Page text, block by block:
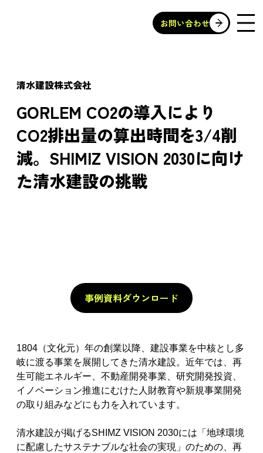
お問い合わせ
事例資料ダウンロード
1804（文化元）年の創業以降、建設事業を中核とし多
岐に渡る事業を展開してきた清水建設。近年では、再
生可能エネルギー、不動産開発事業、研究開発投資、
イノベーション推進にむけた人財教育や新規事業開発
の取り組みなどにも力を入れています。
清水建設が掲げるSHIMZ VISION 2030には「地球環境
に配慮したサステナブルな社会の実現」のための、再
清水建設株式会社
GORLEM CO2の導入により
CO2排出量の算出時間を3/4削
減。SHIMIZ VISION 2030に向け
た清水建設の挑戦